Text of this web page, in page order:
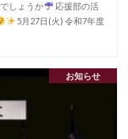
しょうか
応援部の活
5月27日(火) 令和7年度
お知らせ